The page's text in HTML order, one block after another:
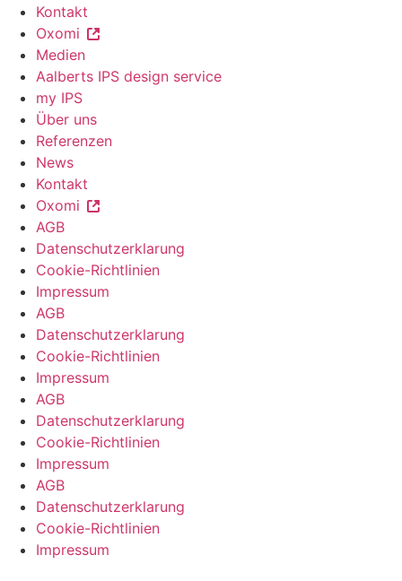
Kontakt
Oxomi
Medien
Aalberts IPS design service
my IPS
Über uns
Referenzen
News
Kontakt
Oxomi
AGB
Datenschutzerklarung
Cookie-Richtlinien
Impressum
AGB
Datenschutzerklarung
Cookie-Richtlinien
Impressum
AGB
Datenschutzerklarung
Cookie-Richtlinien
Impressum
AGB
Datenschutzerklarung
Cookie-Richtlinien
Impressum